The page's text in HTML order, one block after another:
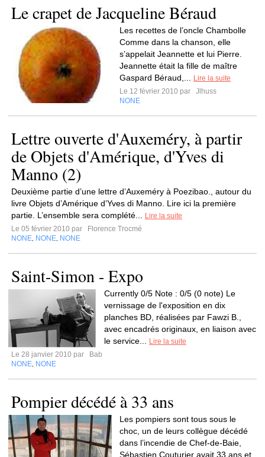
Le crapet de Jacqueline Béraud
Les recettes de l’oncle Chambolle
Comme dans la chanson, elle
s’appelait Jeannette et lui Pierre.
Jeannette était la fille de maître
Gaspard Béraud,...
Lire la suite
Le 12 février 2010 par
Jlhuss
NONE
Lettre ouverte d'Auxeméry, à partir
de Objets d'Amérique, d'Yves di
Manno (2)
Deuxième partie d’une lettre d’Auxeméry à Poezibao., autour du
livre Objets d’Amérique d’Yves di Manno. Lire ici la première
partie. L’ensemble sera complété...
Lire la suite
Le 05 février 2010 par
Florence Trocmé
NONE NONE NONE
Saint-Simon - Expo
Currently 0/5 Note : 0/5 (0 note) Le
vernissage de l'exposition en dix
planches BD, réalisées par Fawzi B.,
avec encadrés originaux, en liaison avec
le service...
Lire la suite
Le 28 janvier 2010 par
Bab
NONE NONE
Pompier décédé à 33 ans
Les pompiers sont tous sous le
choc, un de leurs collègue décédé
dans l’incendie de Chef-de-Baie,
Sébastien Couturier avait 33 ans et